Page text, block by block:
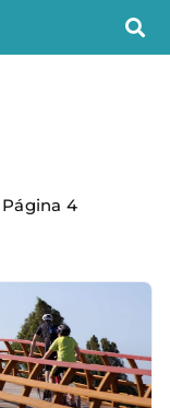
Página 4